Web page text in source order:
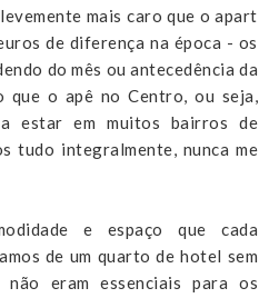
mais caro que o apart
de diferença na época - os
do mês ou antecedência da
que o apê no Centro, ou seja,
estar em muitos bairros de
tudo integralmente, nunca me
e espaço que cada
de um quarto de hotel sem
não eram essenciais para os